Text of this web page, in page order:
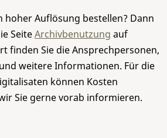
hoher Auflösung bestellen? Dann
SeiteArchivbenutzung auf
finden Sie die Ansprechpersonen,
weitere Informationen. Für die
können Kosten
Sie gerne vorab informieren.